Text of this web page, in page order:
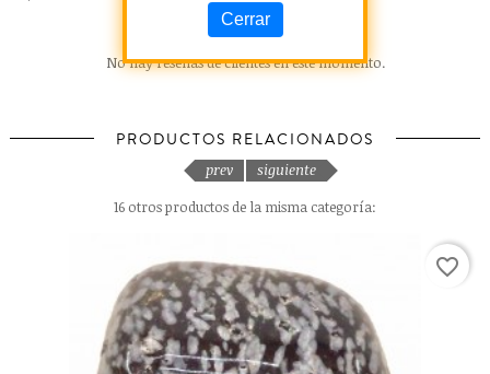
No hay reseñas de clientes en este momento.
PRODUCTOS RELACIONADOS
16 otros productos de la misma categoría:
favorite_border
prev siguiente
Cerrar